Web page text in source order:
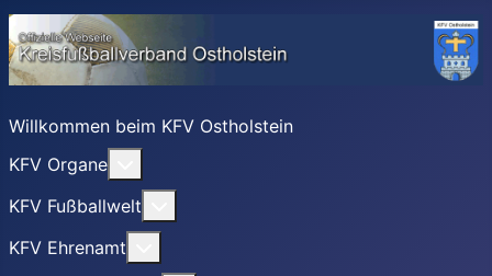
Willkommen beim KFV Ostholstein
KFV Organe
KFV Fußballwelt
KFV Ehrenamt